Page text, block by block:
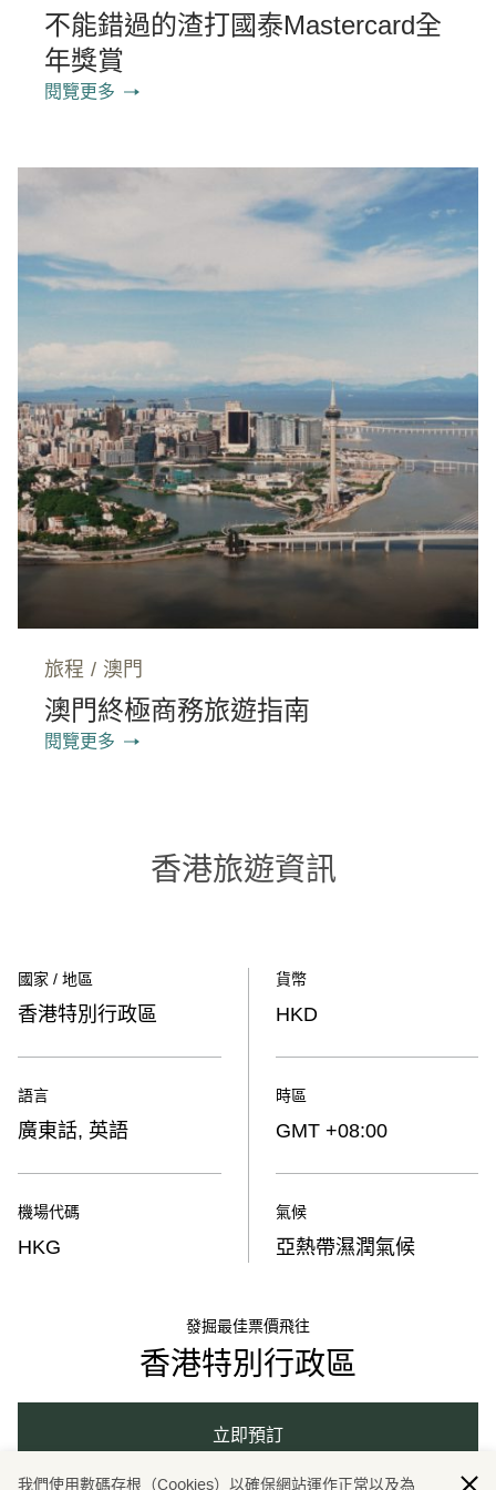
不能錯過的渣打國泰Mastercard全
年獎賞
閱覽更多
旅程 / 澳門
澳門終極商務旅遊指南
閱覽更多
香港旅遊資訊
國家 / 地區
香港特別行政區
語言
廣東話, 英語
機場代碼
HKG
貨幣
HKD
時區
GMT +08:00
氣候
亞熱帶濕潤氣候
發掘最佳票價飛往
香港特別行政區
立即預訂
我們使用數碼存根（Cookies）以確保網站運作正常以及為